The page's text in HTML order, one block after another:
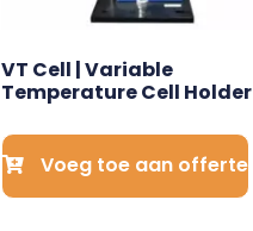
VT Cell | Variable
Temperature Cell Holder
Voeg toe aan offerte